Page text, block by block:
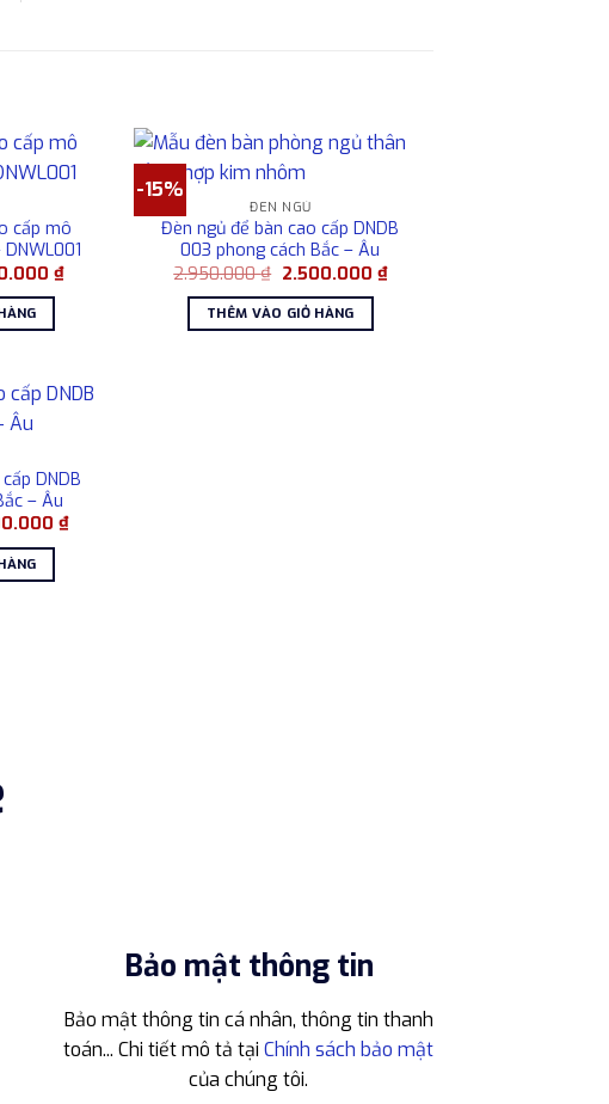
cấp mô
₫.
₫Giá
-15%
ĐÈN NGỦ
Đèn ngủ để bàn cao cấp DNDB
003 phong cách Bắc – Âu
2.950.000₫ Giá
là:
2.950.000 ₫.
2.500.000 ₫Giá
THÊM VÀO GIỎ HÀNG
DNDB
– Âu
₫.
₫Giá
Bảo mật thông tin
Bảo mật thông tin cá nhân, thông tin thanh
toán... Chi tiết mô tả tại Chính sách bảo mật
của chúng tôi.